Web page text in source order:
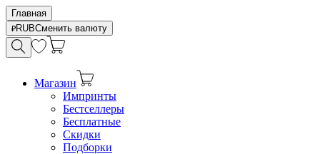
Главная
RUBСменить валюту
Магазин
Импринты
Бестселлеры
Бесплатные
Скидки
Подборки